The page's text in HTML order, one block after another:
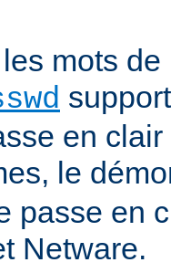
mots
en
le
passe en
Netware.